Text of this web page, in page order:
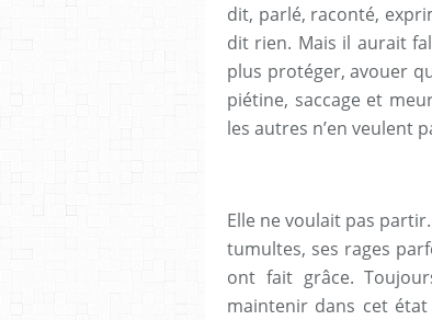
dit, parlé, raconté,
dit rien. Mais il aurait
plus protéger, avouer
piétine, saccage et
les autres n’en veulent
Elle ne voulait pas
tumultes, ses rages
ont fait grâce.
maintenir dans cet